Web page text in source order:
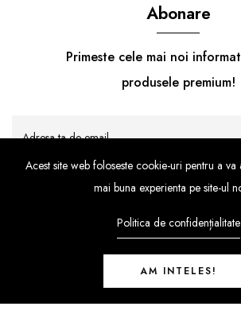
Abonare
Primeste cele mai noi
produsele premium!
© Copyright 2021 |SportuoStoreBy
Acest site web foloseste cookie-uri pentru a
mai buna experienta pe site-ul
Politica de confidențialitate
AM INTELES!